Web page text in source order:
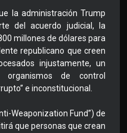
la administración Trump
del acuerdo judicial, la
millones de dólares para
republicano que creen
injustamente, un
de control
e inconstitucional.
Weaponization Fund”) de
que personas que crean